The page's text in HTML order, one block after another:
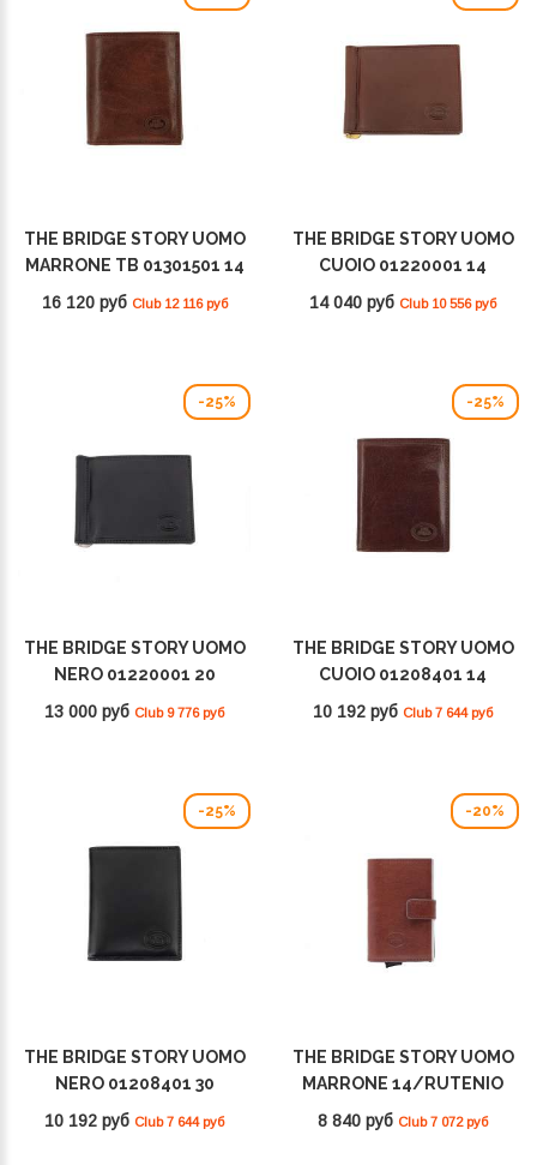
THE BRIDGE STORY UOMO
MARRONE TB 01301501 14
16 120 руб Club 12 116 руб
THE BRIDGE STORY UOMO
CUOIO 01220001 14
14 040 руб Club 10 556 руб
-25%
THE BRIDGE STORY UOMO
NERO 01220001 20
13 000 руб Club 9 776 руб
-25%
THE BRIDGE STORY UOMO
CUOIO 01208401 14
10 192 руб Club 7 644 руб
-25%
THE BRIDGE STORY UOMO
NERO 01208401 30
10 192 руб Club 7 644 руб
-20%
THE BRIDGE STORY UOMO
MARRONE 14/RUTENIO
PALLADIO 01400201 90
8 840 руб Club 7 072 руб